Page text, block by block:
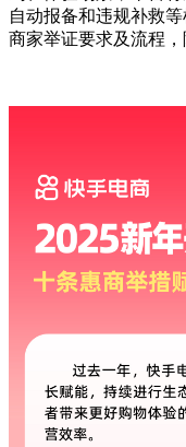
自动报备和违规补救
商家举证要求及流程，